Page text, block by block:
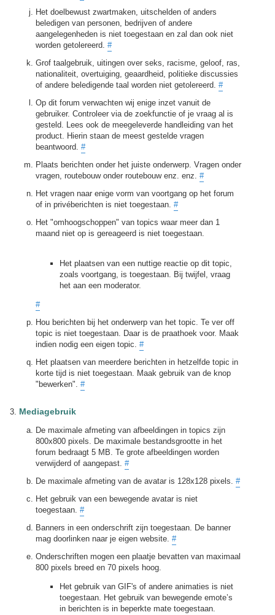
Het doelbewust zwartmaken, uitschelden of anders
beledigen van personen, bedrijven of andere
aangelegenheden is niet toegestaan en zal dan ook niet
worden getolereerd. #
Grof taalgebruik, uitingen over seks, racisme, geloof, ras,
nationaliteit, overtuiging, geaardheid, politieke discussies
of andere beledigende taal worden niet getolereerd. #
Op dit forum verwachten wij enige inzet vanuit de
gebruiker. Controleer via de zoekfunctie of je vraag al is
gesteld. Lees ook de meegeleverde handleiding van het
product. Hierin staan de meest gestelde vragen
beantwoord. #
Plaats berichten onder het juiste onderwerp. Vragen onder
vragen, routebouw onder routebouw enz. enz. #
Het vragen naar enige vorm van voortgang op het forum
of in privéberichten is niet toegestaan. #
Het "omhoogschoppen" van topics waar meer dan 1
maand niet op is gereageerd is niet toegestaan.
Het plaatsen van een nuttige reactie op dit topic,
zoals voortgang, is toegestaan. Bij twijfel, vraag
het aan een moderator.
#
Hou berichten bij het onderwerp van het topic. Te ver off
topic is niet toegestaan. Daar is de praathoek voor. Maak
indien nodig een eigen topic. #
Het plaatsen van meerdere berichten in hetzelfde topic in
korte tijd is niet toegestaan. Maak gebruik van de knop
"bewerken". #
Mediagebruik
De maximale afmeting van afbeeldingen in topics zijn
800x800 pixels. De maximale bestandsgrootte in het
forum bedraagt 5 MB. Te grote afbeeldingen worden
verwijderd of aangepast. #
De maximale afmeting van de avatar is 128x128 pixels. #
Het gebruik van een bewegende avatar is niet
toegestaan. #
Banners in een onderschrift zijn toegestaan. De banner
mag doorlinken naar je eigen website. #
Onderschriften mogen een plaatje bevatten van maximaal
800 pixels breed en 70 pixels hoog.
Het gebruik van GIF's of andere animaties is niet
toegestaan. Het gebruik van bewegende emote’s
in berichten is in beperkte mate toegestaan.